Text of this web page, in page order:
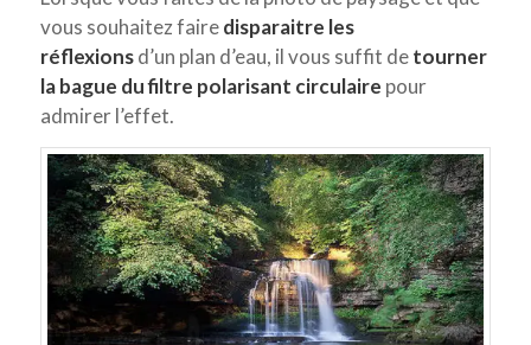
vous souhaitez fairedisparaitre les
réflexionsd’un plan d’eau, il vous suffit detourner
la bague du filtre polarisant circulaire pour
admirer l’effet.